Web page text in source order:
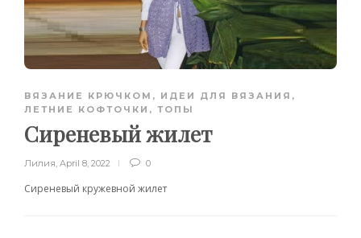
ВЯЗАНИЕ КРЮЧКОМ , ИДЕИ ДЛЯ ВЯЗАНИЯ ,
ЛЕТНИЕ КОФТОЧКИ, ТОПЫ
Сиреневый жилет
Лилия, April 8, 2022 0
Сиреневый кружевной жилет